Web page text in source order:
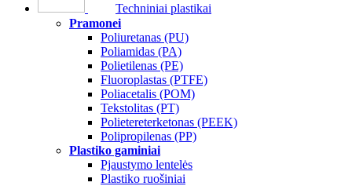
Techniniai plastikai
Pramonei
Poliuretanas (PU)
Poliamidas (PA)
Polietilenas (PE)
Fluoroplastas (PTFE)
Poliacetalis (POM)
Tekstolitas (PT)
Polietereterketonas (PEEK)
Polipropilenas (PP)
Plastiko gaminiai
Pjaustymo lentelės
Plastiko ruošiniai